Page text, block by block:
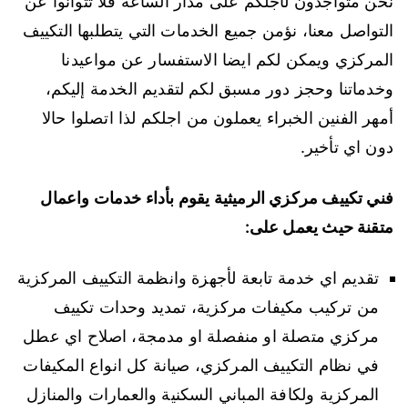
التواصل معنا، نؤمن جميع الخدمات التي يتطلبها التكييف
المركزي ويمكن لكم ايضا الاستفسار عن مواعيدنا
وخدماتنا وحجز دور مسبق لكم لتقديم الخدمة إليكم،
أمهر الفنين الخبراء يعملون من اجلكم لذا اتصلوا حالا
دون اي تأخير.
فني تكييف مركزي الرميثية يقوم بأداء خدمات واعمال
متقنة حيث يعمل على:
تقديم اي خدمة تابعة لأجهزة وانظمة التكييف المركزية
من تركيب مكيفات مركزية، تمديد وحدات تكييف
مركزي متصلة او منفصلة او مدمجة، اصلاح اي عطل
في نظام التكييف المركزي، صيانة كل انواع المكيفات
المركزية ولكافة المباني السكنية والعمارات والمنازل